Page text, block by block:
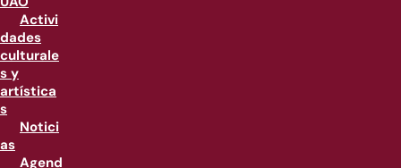
Activi
dades
culturale
s y
artística
s
Notici
as
Agend